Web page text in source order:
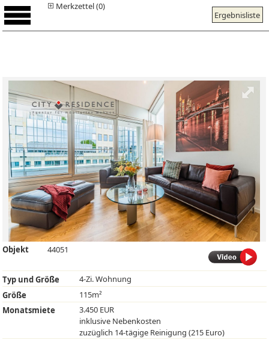
Ergebnisliste
Merkzettel (0)
Objekt 44051
Typ und Größe
4-Zi. Wohnung
Größe
115m²
Monatsmiete
3.450 EUR
inklusive Nebenkosten
zuzüglich 14-tägige Reinigung (215 Euro)